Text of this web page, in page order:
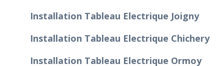
Installation Tableau Electrique Joigny
Installation Tableau Electrique Chichery
Installation Tableau Electrique Ormoy